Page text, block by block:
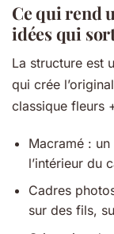
Ce qui rend
idées qui
La structure est
qui crée
classique fleurs
Macramé :
l’intérieur du
Cadres
sur des fils,